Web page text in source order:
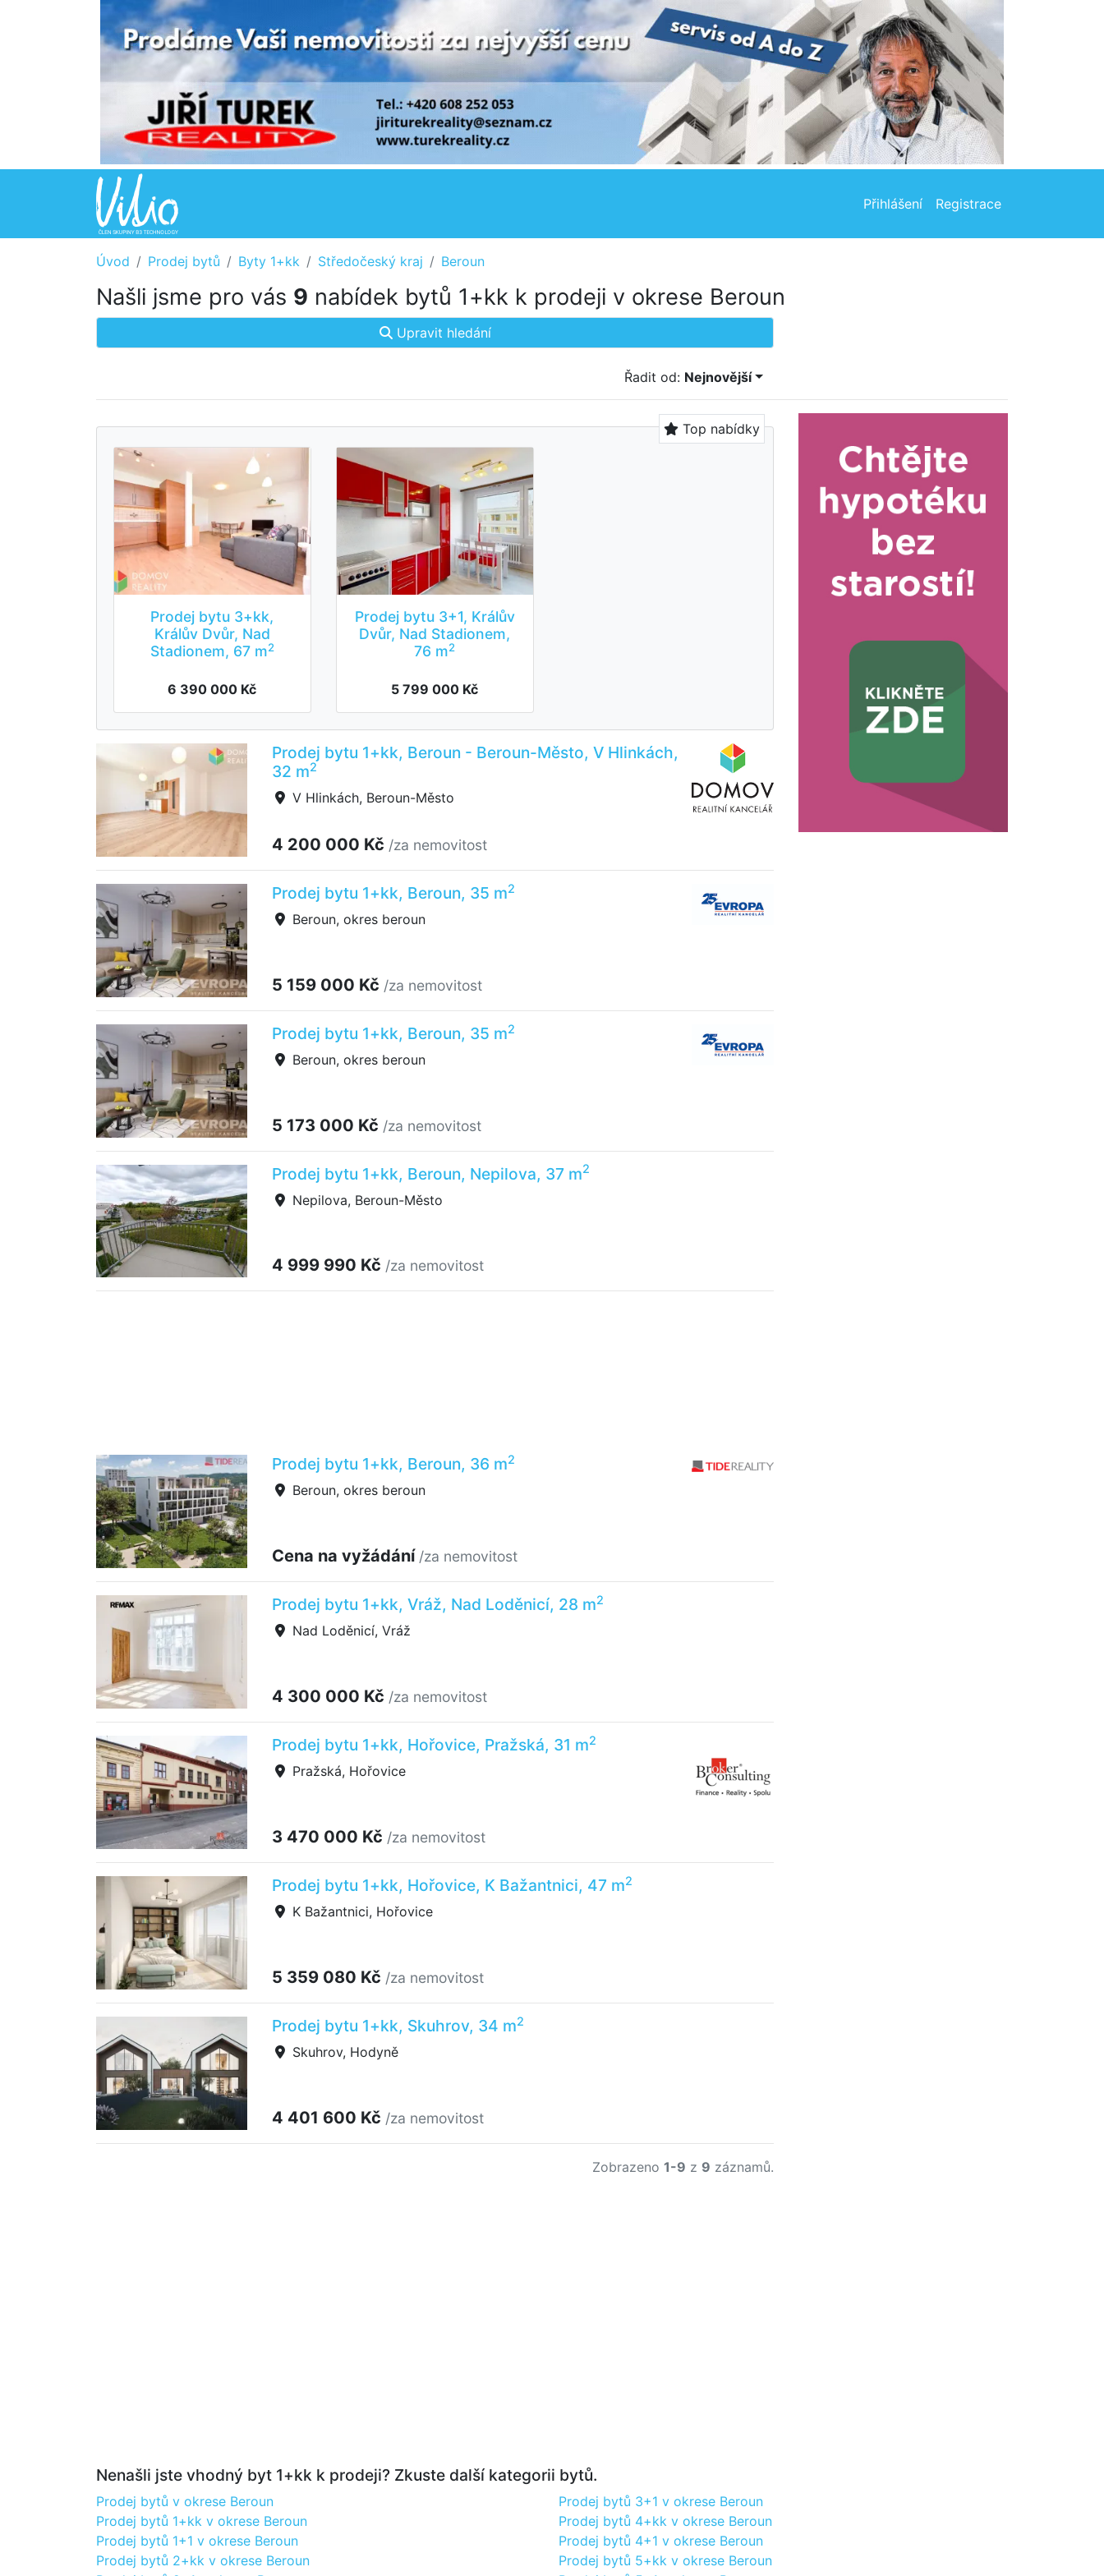
Přihlášení Registrace
Úvod Prodej bytů Byty 1+kk Středočeský kraj Beroun
Našli jsme pro vás 9 nabídek bytů 1+kk k prodeji v okrese Beroun
Upravit hledání
Řadit od: Nejnovější
Top nabídky
Prodej bytu 3+kk,
Králův Dvůr, Nad
Stadionem, 67 m2
6 390 000 Kč
Prodej bytu 3+1, Králův
Dvůr, Nad Stadionem,
76 m2
5 799 000 Kč
Prodej bytu 1+kk, Beroun - Beroun-Město, V Hlinkách,
32 m2
V Hlinkách, Beroun-Město
4 200 000 Kč /za nemovitost
Prodej bytu 1+kk, Beroun, 35 m2
Beroun, okres beroun
5 159 000 Kč /za nemovitost
Prodej bytu 1+kk, Beroun, 35 m2
Beroun, okres beroun
5 173 000 Kč /za nemovitost
Prodej bytu 1+kk, Beroun, Nepilova, 37 m2
Nepilova, Beroun-Město
4 999 990 Kč /za nemovitost
Prodej bytu 1+kk, Beroun, 36 m2
Beroun, okres beroun
Cena na vyžádání /za nemovitost
Prodej bytu 1+kk, Vráž, Nad Loděnicí, 28 m2
Nad Loděnicí, Vráž
4 300 000 Kč /za nemovitost
Prodej bytu 1+kk, Hořovice, Pražská, 31 m2
Pražská, Hořovice
3 470 000 Kč /za nemovitost
Prodej bytu 1+kk, Hořovice, K Bažantnici, 47 m2
K Bažantnici, Hořovice
5 359 080 Kč /za nemovitost
Prodej bytu 1+kk, Skuhrov, 34 m2
Skuhrov, Hodyně
4 401 600 Kč /za nemovitost
Zobrazeno 1-9 z 9 záznamů.
Nenašli jste vhodný byt 1+kk k prodeji? Zkuste další kategorii bytů.
Prodej bytů v okrese Beroun
Prodej bytů 1+kk v okrese Beroun
Prodej bytů 1+1 v okrese Beroun
Prodej bytů 2+kk v okrese Beroun
Prodej bytů 3+1 v okrese Beroun
Prodej bytů 4+kk v okrese Beroun
Prodej bytů 4+1 v okrese Beroun
Prodej bytů 5+kk v okrese Beroun